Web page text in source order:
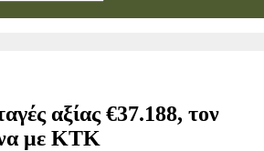
αξίας €37.188, τον
με ΚΤΚ